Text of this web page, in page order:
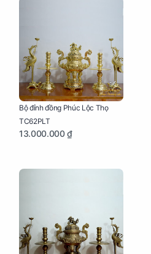
Bộ đỉnh đồng Phúc Lộc Thọ
TC62PLT
13.000.000 ₫